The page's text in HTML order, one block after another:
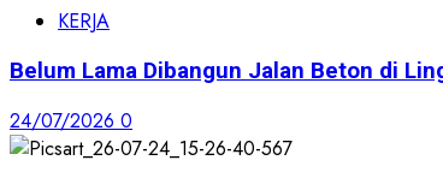
KERJA
Belum Lama Dibangun Jalan Beton di
24/07/2026 0